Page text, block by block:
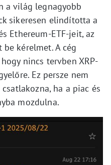
a világ legnagyobb
sikeresen elindította a
Ethereum-ETF-jeit, az
kérelmet. A cég
nincs tervben XRP-
Ez persze nem
ha a piac és
mozdulna.